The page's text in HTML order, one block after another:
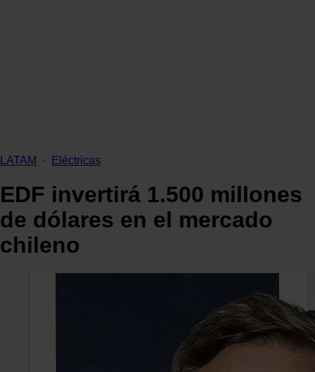
LATAM · Eléctricas
EDF invertirá 1.500 millones
de dólares en el mercado
chileno